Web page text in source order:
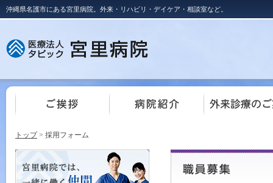
沖縄県名護市にある宮里病院。外来・リハビリ・デイケア・相談室など。
トップ> 採用フォーム